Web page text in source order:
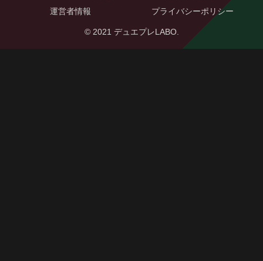
運営者情報
プライバシーポリシー
© 2021 デュエプレLABO.